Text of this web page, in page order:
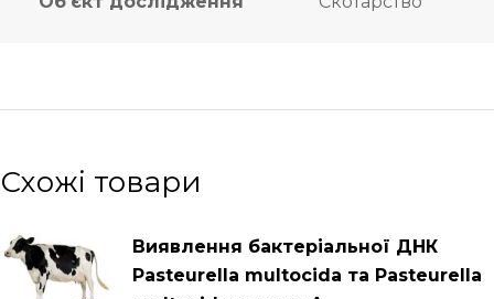
Схожі товари
Виявлення бактеріальної ДНК
Pasteurella multocida та Pasteurella